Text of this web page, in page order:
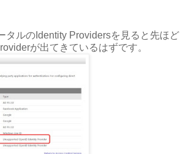
タルのIdentity Providersを見ると先ほど
が出てきているはずです。